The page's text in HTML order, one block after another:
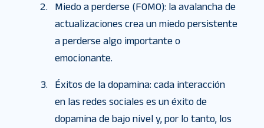
Miedo a perderse (FOMO): la avalancha de
actualizaciones crea un miedo persistente
a perderse algo importante o
emocionante.
Éxitos de la dopamina: cada interacción
en las redes sociales es un éxito de
dopamina de bajo nivel y, por lo tanto, los